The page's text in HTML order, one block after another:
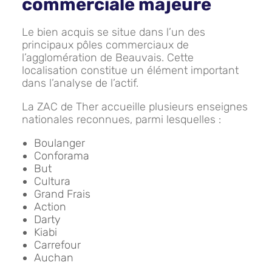
commerciale majeure
Le bien acquis se situe dans l’un des
principaux pôles commerciaux de
l’agglomération de Beauvais. Cette
localisation constitue un élément important
dans l’analyse de l’actif.
La ZAC de Ther accueille plusieurs enseignes
nationales reconnues, parmi lesquelles :
Boulanger
Conforama
But
Cultura
Grand Frais
Action
Darty
Kiabi
Carrefour
Auchan